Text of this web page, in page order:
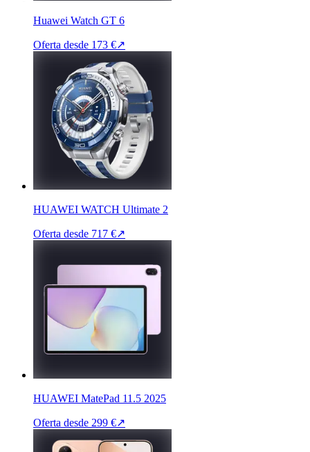
Huawei Watch GT 6
Oferta desde 173 €↗
HUAWEI WATCH Ultimate 2
Oferta desde 717 €↗
HUAWEI MatePad 11.5 2025
Oferta desde 299 €↗